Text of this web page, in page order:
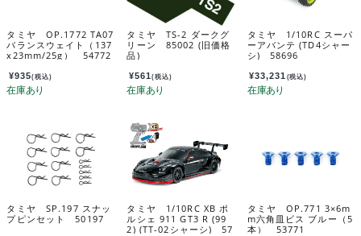
タミヤ OP.1772 TA07
バランスウェイト（137
x23mm/25g） 54772
¥935(税込)
タミヤ TS-2 ダークグ
リーン 85002 (旧価格
品)
¥561(税込)
タミヤ 1/10RC スーパ
ーアバンテ (TD4シャー
シ) 58696
¥33,231 (税込)
タミヤ SP.197 スナッ
プピンセット 50197
タミヤ 1/10RC XB ポ
ルシェ 911 GT3 R (99
2) (TT-02シャーシ) 57
タミヤ OP.771 3×6m
m六角皿ビス ブルー（5
本） 53771